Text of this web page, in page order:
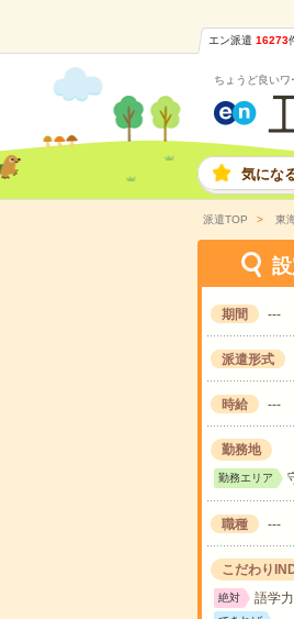
エン派遣 16273
ちょうど良いワ
気にな
派遣TOP 東
期間 ---
派遣形式
時給 ---
勤務地
勤務エリア
職種 ---
こだわり
絶対 語学